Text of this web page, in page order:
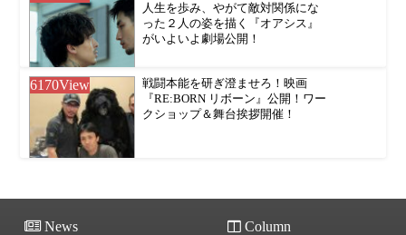
人生を歩み、やがて敵対関係にな
った２人の姿を描く『オアシス』
がいよいよ劇場公開！
6170View
戦闘本能を研ぎ澄ませろ！映画
『RE:BORN リボーン』公開！ワー
クショップ＆舞台挨拶開催！
News Column